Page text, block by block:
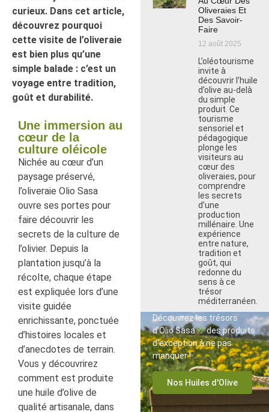
curieux. Dans cet article,
découvrez pourquoi
cette visite de l’oliveraie
est bien plus qu’une
simple balade : c’est un
voyage entre tradition,
goût et durabilité.
Une immersion au
cœur de la
culture oléicole
Nichée au cœur d’un
paysage préservé,
l’oliveraie Olio Sasa
ouvre ses portes pour
faire découvrir les
secrets de la culture de
l’olivier. Depuis la
plantation jusqu’à la
récolte, chaque étape
est expliquée lors d’une
visite guidée
enrichissante, ponctuée
d’histoires locales et
d’anecdotes de terrain.
Vous y découvrirez
comment est produite
une huile d’olive de
qualité artisanale, dans
Oliveraies Et
Des Savoir-
Faire
12 août 2025
L’oléotourisme
invite à
découvrir l’huile
d’olive au-delà
du simple
produit. Ce
tourisme
sensoriel et
pédagogique
plonge les
visiteurs au
cœur des
oliveraies, pour
comprendre
les secrets
d’une
production
millénaire. Une
expérience
entre nature,
tradition et
goût, qui
redonne du
sens à ce
trésor
méditerranéen.
Découvrez les trésors
d’Olio Sasa
des produits
d’exception à ne pas
manquer !
Nos Huiles d'Olive